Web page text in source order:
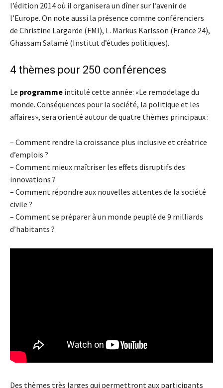
l’édition 2014 où il organisera un dîner sur l’avenir de
l’Europe. On note aussi la présence comme conférenciers
de Christine Largarde (FMI), L. Markus Karlsson (France 24),
Ghassam Salamé (Institut d’études politiques).
4 thèmes pour 250 conférences
Le programme intitulé cette année: «Le remodelage du
monde. Conséquences pour la société, la politique et les
affaires», sera orienté autour de quatre thèmes principaux :
– Comment rendre la croissance plus inclusive et créatrice
d’emplois ?
– Comment mieux maîtriser les effets disruptifs des
innovations ?
– Comment répondre aux nouvelles attentes de la société
civile ?
– Comment se préparer à un monde peuplé de 9 milliards
d’habitants ?
Des thèmes très larges qui permettront aux participants